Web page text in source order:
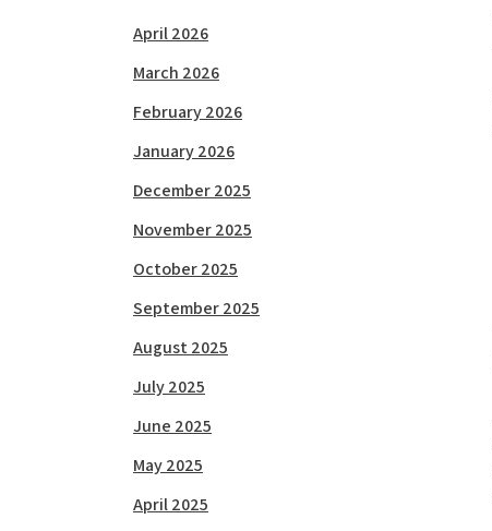
April 2026
March 2026
February 2026
January 2026
December 2025
November 2025
October 2025
September 2025
August 2025
July 2025
June 2025
May 2025
April 2025